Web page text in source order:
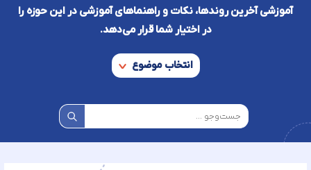
آموزشی آخرین روند‌ها، نکات و راهنماهای آموزشی در این حوزه را
در اختیار شما قرار می‌دهد.
انتخاب موضوع